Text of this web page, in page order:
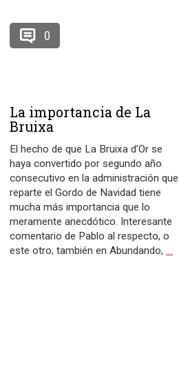
0
La importancia de La
Bruixa
El hecho de que La Bruixa d’Or se
haya convertido por segundo año
consecutivo en la administración que
reparte el Gordo de Navidad tiene
mucha más importancia que lo
meramente anecdótico. Interesante
comentario de Pablo al respecto, o
este otro, también en Abundando,…